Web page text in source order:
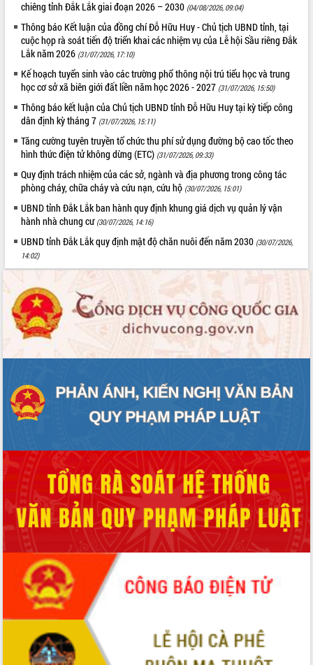
Khơi thông điểm nghẽn, đẩy nhanh
giải ngân vốn khắc phục thiên tai
hoạch tỉnh thời kỳ 2021-2030
Hội thảo góp ý hồ sơ điều chỉnh quy
hoạch tỉnh Đắk Lắk thời kỳ 2021-2030,
tầm nhìn đến năm 2050
Nâng cao hiệu quả hoạt động của các
doanh nghiệp nhà nước
Hội nghị triển khai kết nối mạng
truyền số liệu chuyên dùng phục vụ cơ
quan Đảng, Nhà nước
Lễ phát động chuỗi hoạt động chung
Xã Ea Kar bước chuyển mình trong
công tác cải cách hành chính mô hình
UBND tỉnh họp báo định kỳ tháng 4
năm 2026
Hội thảo khoa học “Giải pháp thúc đẩy
phát triển nền kinh tế xanh tại tỉnh
hiện nhiệm vụ quản lý tài sản công
hàng tuần
Tháo gỡ những vướng mắc, đẩy mạnh
công tỉnh
Đắk Lắk: Tôn vinh 46 giải pháp tại Hội
thi Sáng tạo Kỹ thuật 2024 - 2025
Đắk Lắk rà soát, điều chỉnh Đề án 190
về phát triển nuôi trồng thủy sản
Phó Chủ tịch UBND tỉnh Đắk Lắk
Trương Công Thái kiểm tra thực địa
Dự án cao tốc Khánh Hòa - Buôn Ma
Thuột
Định vị cà phê Việt Nam như một “di
sản sống” trong dòng chảy toàn cầu
Xây dựng nông thôn mới: Nâng cao đời
sống người dân từ những mô hình thiết
thực
chiêng tỉnh Đắk Lắk giai đoạn 2026 – 2030 (04/08/2026, 09:04)
Thông báo Kết luận của đồng chí Đỗ Hữu Huy - Chủ tịch UBND tỉnh, tại
cuộc họp rà soát tiến độ triển khai các nhiệm vụ của Lễ hội Sầu riêng Đắk
Lắk năm 2026 (31/07/2026, 17:10)
Kế hoạch tuyển sinh vào các trường phổ thông nội trú tiểu học và trung
học cơ sở xã biên giới đất liền năm học 2026 - 2027 (31/07/2026, 15:50)
Thông báo kết luận của Chủ tịch UBND tỉnh Đỗ Hữu Huy tại kỳ tiếp công
dân định kỳ tháng 7 (31/07/2026, 15:11)
Tăng cường tuyên truyền tổ chức thu phí sử dụng đường bộ cao tốc theo
hình thức điện tử không dừng (ETC) (31/07/2026, 09:33)
Quy định trách nhiệm của các sở, ngành và địa phương trong công tác
phòng cháy, chữa cháy và cứu nạn, cứu hộ (30/07/2026, 15:01)
UBND tỉnh Đắk Lắk ban hành quy định khung giá dịch vụ quản lý vận
hành nhà chung cư (30/07/2026, 14:16)
UBND tỉnh Đắk Lắk quy định mật độ chăn nuôi đến năm 2030 (30/07/2026,
14:02)